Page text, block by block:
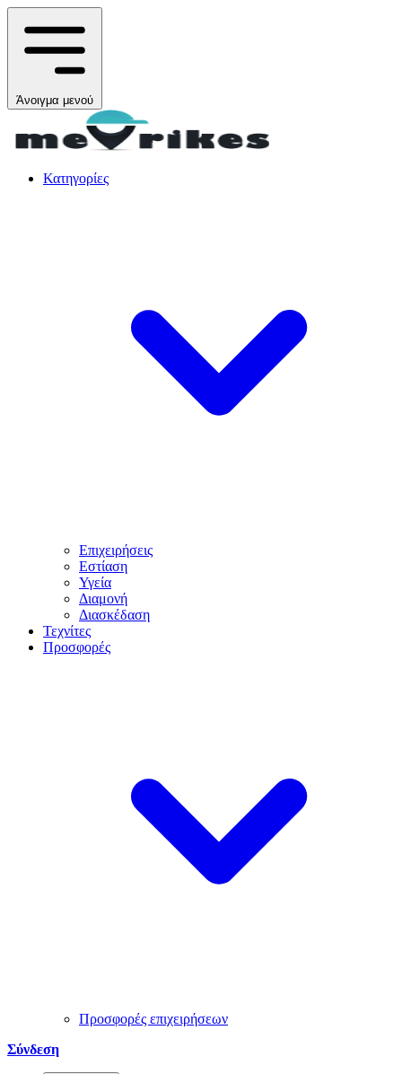
Άνοιγμα μενού
Κατηγορίες
Επιχειρήσεις
Εστίαση
Υγεία
Διαμονή
Διασκέδαση
Τεχνίτες
Προσφορές
Προσφορές επιχειρήσεων
Σύνδεση